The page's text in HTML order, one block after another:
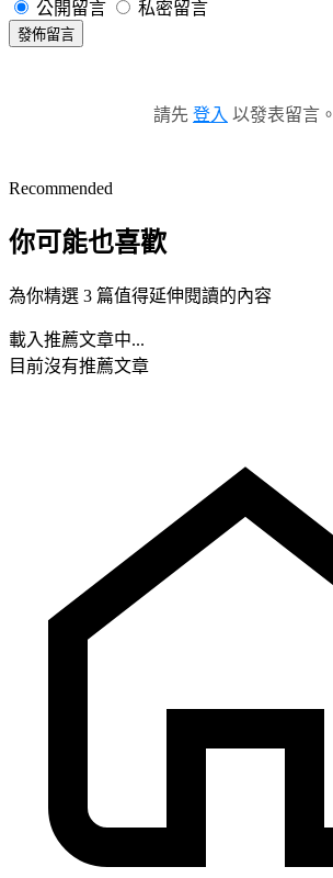
公開留言 私密留言
發佈留言
請先 登入 以發表留言。
Recommended
你可能也喜歡
為你精選 3 篇值得延伸閱讀的內容
載入推薦文章中...
目前沒有推薦文章